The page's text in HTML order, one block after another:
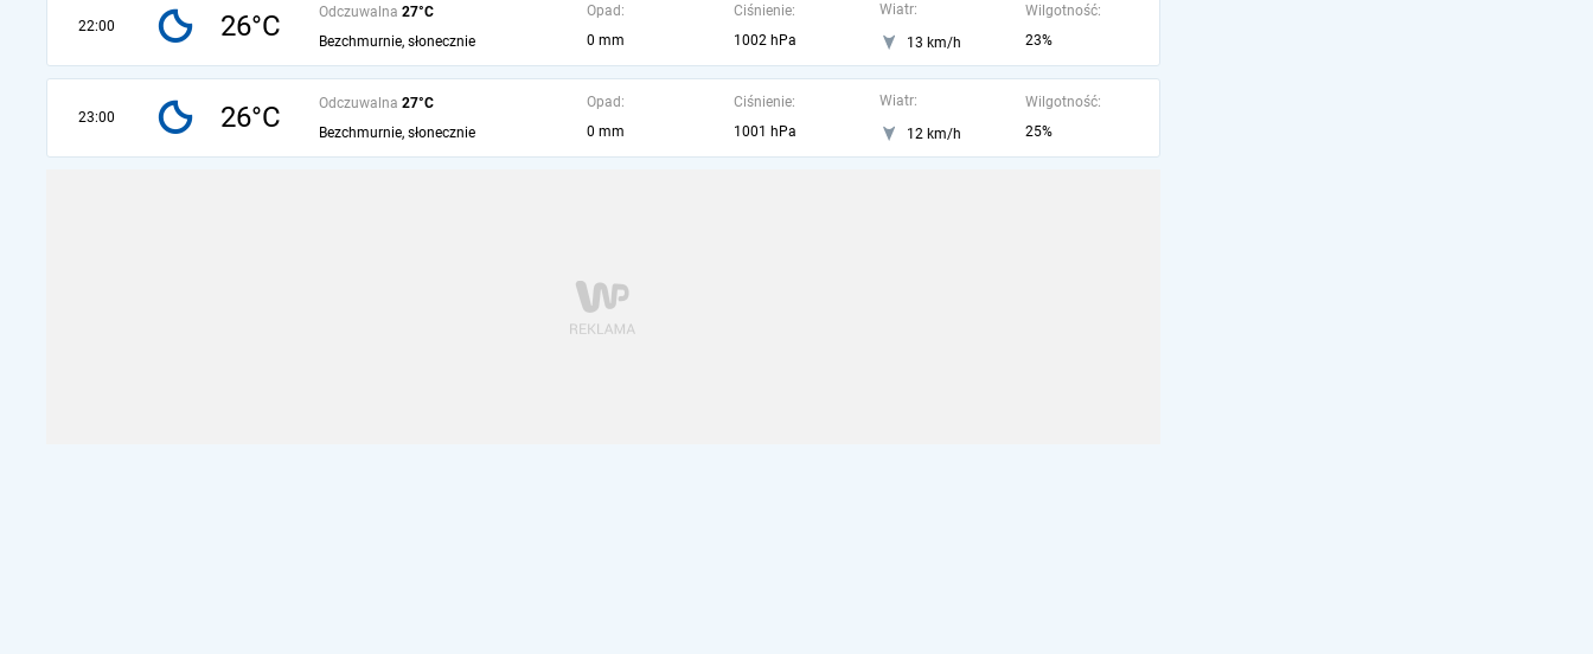
22:00 26°C Odczuwalna 27°C
Bezchmurnie, słonecznie
Opad:
0 mm
Ciśnienie:
1002 hPa
Wiatr:
13 km/h
Wilgotność:
23%
23:00 26°C Odczuwalna 27°C
Bezchmurnie, słonecznie
Opad:
0 mm
Ciśnienie:
1001 hPa
Wiatr:
12 km/h
Wilgotność:
25%